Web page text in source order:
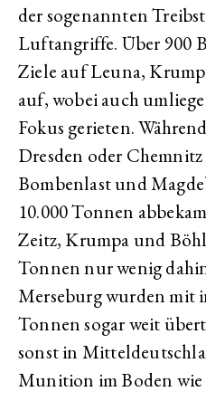
der sogenannten
Luftangriffe. Über 900
Ziele auf Leuna,
auf, wobei auch
Fokus gerieten.
Dresden oder
Bombenlast und
10.000 Tonnen
Zeitz, Krumpa und
Tonnen nur wenig
Merseburg wurden mit
Tonnen sogar weit
sonst in
Munition im Boden wie